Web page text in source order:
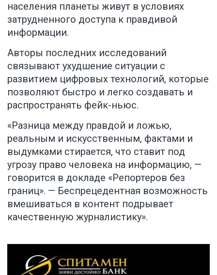
населения планеты живут в условиях
затрудненного доступа к правдивой
информации.
Авторы последних исследований
связывают ухудшение ситуации с
развитием цифровых технологий, которые
позволяют быстро и легко создавать и
распространять фейк-ньюс.
«Разница между правдой и ложью,
реальным и искусственным, фактами и
выдумками стирается, что ставит под
угрозу право человека на информацию, —
говорится в докладе «Репортеров без
границ». — Беспрецедентная возможность
вмешиваться в контент подрывает
качественную журналистику».